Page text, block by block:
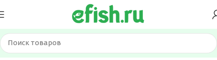
Главная Приманки Силиконовые приманки